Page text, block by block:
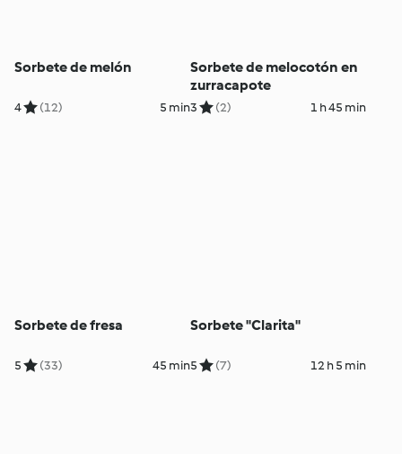
Sorbete de melón
4 (12) 5 min
Sorbete de melocotón en
zurracapote
3 (2) 1 h 45 min
Sorbete de fresa
5 (33) 45 min
Sorbete "Clarita"
5 (7) 12 h 5 min